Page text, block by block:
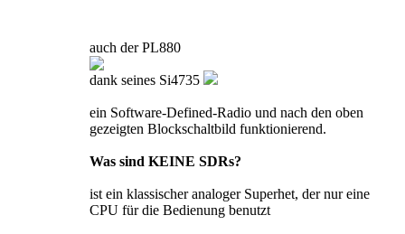
auch der PL880
dank seines Si4735
ein Software-Defined-Radio und nach den oben
gezeigten Blockschaltbild funktionierend.
Was sind KEINE SDRs?
ist ein klassischer analoger Superhet, der nur eine
CPU für die Bedienung benutzt